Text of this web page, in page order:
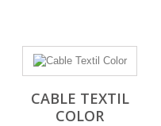
CABLE TEXTIL
COLOR